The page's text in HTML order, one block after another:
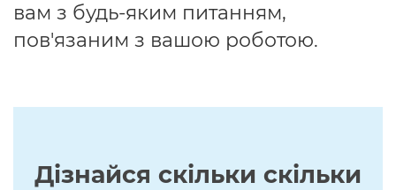
вам з будь-яким питанням,
пов'язаним з вашою роботою.
Дізнайся скільки скільки